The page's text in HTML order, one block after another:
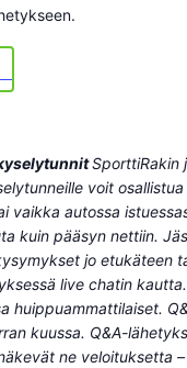
SporttiRakin
voit
vaikka autossa
kuin pääsyn nettiin.
jo etukäteen
live chatin
huippuammattilaiset.
kuussa. Q&A-
ne veloituksetta